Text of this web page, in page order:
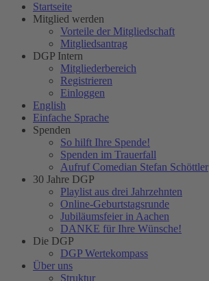
Startseite
Mitglied werden
Vorteile der Mitgliedschaft
Mitgliedsantrag
DGP Intern
Mitgliederbereich
Registrieren
Einloggen
English
Einfache Sprache
Spenden
So hilft Ihre Spende!
Spenden im Trauerfall
Aufruf Comedian Stefan Schöttler
30 Jahre DGP
Playlist aus drei Jahrzehnten
Online-Geburtstagsrunde
Jubiläumsfeier in Aachen
DANKE für Ihre Wünsche!
Die DGP
DGP Wertekompass
Über uns
Struktur